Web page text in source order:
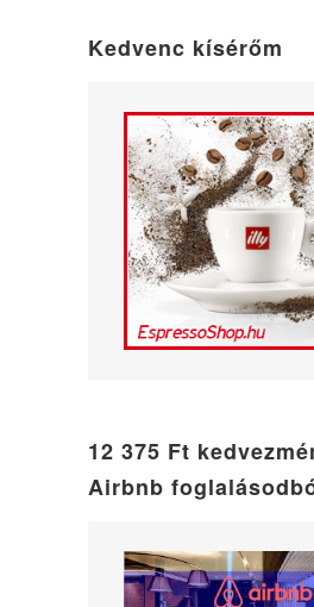
Kedvenc kísérőm
12 375 Ft
Airbnb